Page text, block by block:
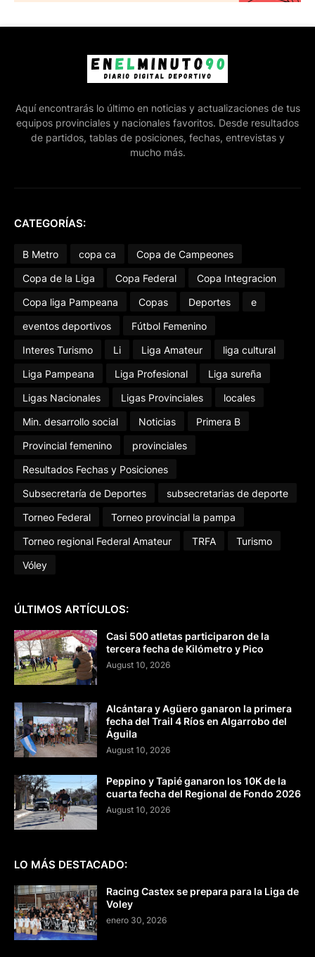
Aquí encontrarás lo último en noticias y actualizaciones de tus
equipos provinciales y nacionales favoritos. Desde resultados
de partidos, tablas de posiciones, fechas, entrevistas y
mucho más.
CATEGORÍAS:
B Metro copa ca
Copa de Campeones
Copa de la Liga
Copa Federal
Copa Integracion
Copa liga Pampeana
Copas Deportes
e
eventos deportivos
Fútbol Femenino
Interes Turismo
Li Liga Amateur
liga cultural
Liga Pampeana
Liga Profesional
Liga sureña
Ligas Nacionales
Ligas Provinciales
locales
Min. desarrollo social
Noticias
Primera B
Provincial femenino
provinciales
Resultados Fechas y Posiciones
Subsecretaría de Deportes
subsecretarias de deporte
Torneo Federal
Torneo provincial la pampa
Torneo regional Federal Amateur
TRFA
Turismo
Vóley
ÚLTIMOS ARTÍCULOS:
Casi 500 atletas participaron de la
tercera fecha de Kilómetro y Pico
August 10, 2026
Alcántara y Agüero ganaron la primera
fecha del Trail 4 Ríos en Algarrobo del
Águila
August 10, 2026
Peppino y Tapié ganaron los 10K de la
cuarta fecha del Regional de Fondo 2026
August 10, 2026
LO MÁS DESTACADO:
Racing Castex se prepara para la Liga de
Voley
enero 30, 2026